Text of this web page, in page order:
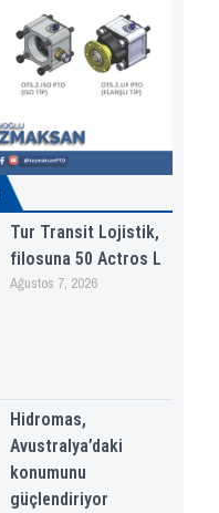
Tur Transit Lojistik,
filosuna 50 Actros L
Ağustos 7, 2026
Hidromas,
Avustralya’daki
konumunu
güçlendiriyor